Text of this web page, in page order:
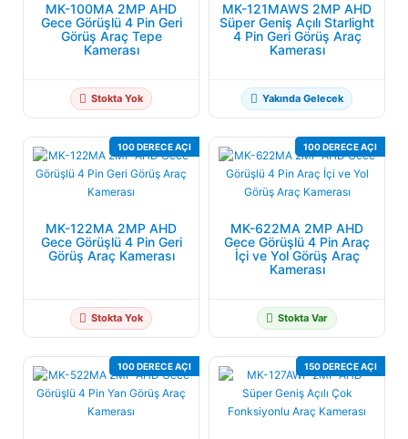
MK-100MA 2MP AHD
Gece Görüşlü 4 Pin Geri
Görüş Araç Tepe
Kamerası
Stokta Yok
MK-121MAWS 2MP AHD
Süper Geniş Açılı Starlight
4 Pin Geri Görüş Araç
Kamerası
Yakında Gelecek
100 DERECE AÇI
MK-122MA 2MP AHD
Gece Görüşlü 4 Pin Geri
Görüş Araç Kamerası
Stokta Yok
100 DERECE AÇI
MK-622MA 2MP AHD
Gece Görüşlü 4 Pin Araç
İçi ve Yol Görüş Araç
Kamerası
Stokta Var
100 DERECE AÇI 150 DERECE AÇI